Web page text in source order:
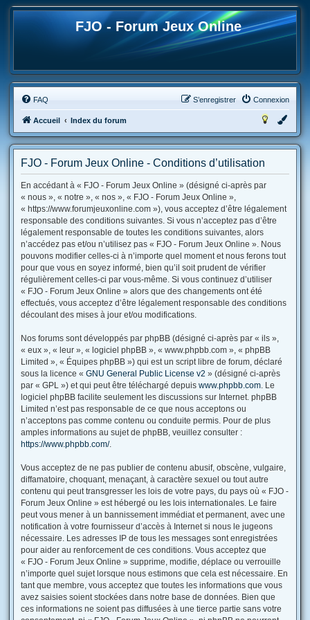
FJO - Forum Jeux Online
FAQ Connexion
S’enregistrer
Accueil Index du forum
FJO - Forum Jeux Online - Conditions d’utilisation
En accédant à « FJO - Forum Jeux Online » (désigné ci-après par
« nous », « notre », « nos », « FJO - Forum Jeux Online »,
« https://www.forumjeuxonline.com »), vous acceptez d’être légalement
responsable des conditions suivantes. Si vous n’acceptez pas d’être
légalement responsable de toutes les conditions suivantes, alors
n’accédez pas et/ou n’utilisez pas « FJO - Forum Jeux Online ». Nous
pouvons modifier celles-ci à n’importe quel moment et nous ferons tout
pour que vous en soyez informé, bien qu’il soit prudent de vérifier
régulièrement celles-ci par vous-même. Si vous continuez d’utiliser
« FJO - Forum Jeux Online » alors que des changements ont été
effectués, vous acceptez d’être légalement responsable des conditions
découlant des mises à jour et/ou modifications.
Nos forums sont développés par phpBB (désigné ci-après par « ils »,
« eux », « leur », « logiciel phpBB », « www.phpbb.com », « phpBB
Limited », « Équipes phpBB ») qui est un script libre de forum, déclaré
sous la licence « GNU General Public License v2 » (désigné ci-après
par « GPL ») et qui peut être téléchargé depuis www.phpbb.com. Le
logiciel phpBB facilite seulement les discussions sur Internet. phpBB
Limited n’est pas responsable de ce que nous acceptons ou
n’acceptons pas comme contenu ou conduite permis. Pour de plus
amples informations au sujet de phpBB, veuillez consulter :
https://www.phpbb.com/.
Vous acceptez de ne pas publier de contenu abusif, obscène, vulgaire,
diffamatoire, choquant, menaçant, à caractère sexuel ou tout autre
contenu qui peut transgresser les lois de votre pays, du pays où « FJO -
Forum Jeux Online » est hébergé ou les lois internationales. Le faire
peut vous mener à un bannissement immédiat et permanent, avec une
notification à votre fournisseur d’accès à Internet si nous le jugeons
nécessaire. Les adresses IP de tous les messages sont enregistrées
pour aider au renforcement de ces conditions. Vous acceptez que
« FJO - Forum Jeux Online » supprime, modifie, déplace ou verrouille
n’importe quel sujet lorsque nous estimons que cela est nécessaire. En
tant que membre, vous acceptez que toutes les informations que vous
avez saisies soient stockées dans notre base de données. Bien que
ces informations ne soient pas diffusées à une tierce partie sans votre